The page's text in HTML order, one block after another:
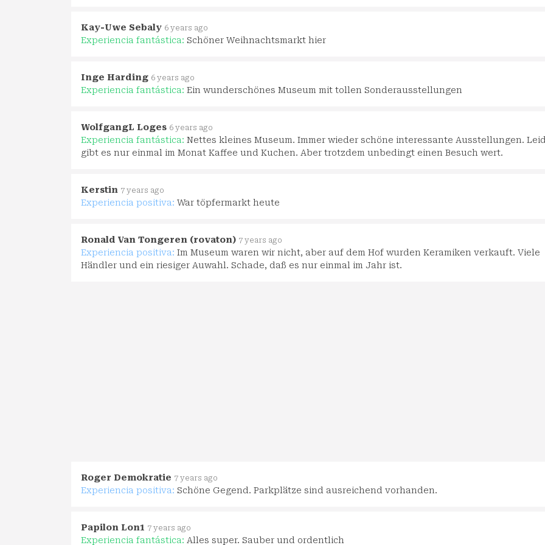
Kay-Uwe Sebaly 6 years ago
Experiencia fantástica: Schöner Weihnachtsmarkt hier
Inge Harding 6 years ago
Experiencia fantástica: Ein wunderschönes Museum mit tollen Sonderausstellungen
WolfgangL Loges 6 years ago
Experiencia fantástica: Nettes kleines Museum. Immer wieder schöne interessante Ausstellungen.
gibt es nur einmal im Monat Kaffee und Kuchen. Aber trotzdem unbedingt einen Besuch wert.
Kerstin 7 years ago
Experiencia positiva: War töpfermarkt heute
Ronald Van Tongeren (rovaton) 7 years ago
Experiencia positiva: Im Museum waren wir nicht, aber auf dem Hof wurden Keramiken verkauft. Viele
Händler und ein riesiger Auwahl. Schade, daß es nur einmal im Jahr ist.
Roger Demokratie 7 years ago
Experiencia positiva: Schöne Gegend. Parkplätze sind ausreichend vorhanden.
Papilon Lon1 7 years ago
Experiencia fantástica: Alles super. Sauber und ordentlich